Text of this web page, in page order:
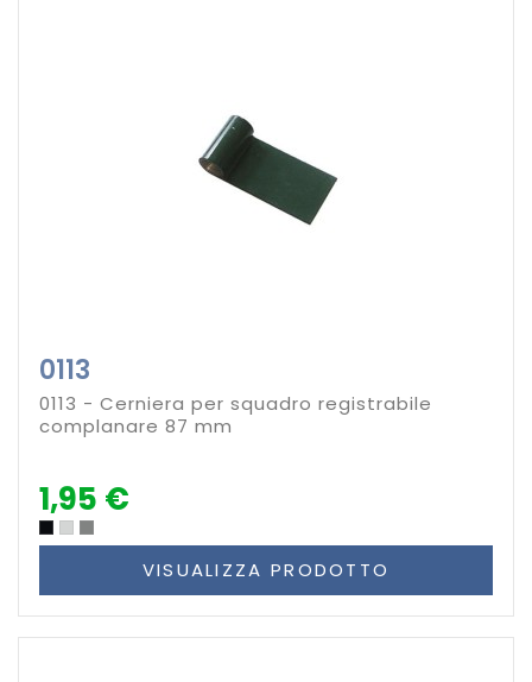
0113
0113 - Cerniera per squadro registrabile
complanare 87 mm
1,95 €
VISUALIZZA PRODOTTO